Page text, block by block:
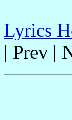
Lyrics
| Prev |